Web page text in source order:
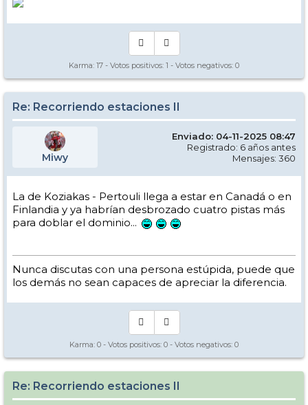
Karma: 17 - Votos positivos: 1 - Votos negativos: 0
Re: Recorriendo estaciones II
Miwy
Enviado: 04-11-2025 08:47
Registrado: 6 años antes
Mensajes: 360
La de Koziakas - Pertouli llega a estar en Canadá o en
Finlandia y ya habrían desbrozado cuatro pistas más
para doblar el dominio...
Nunca discutas con una persona estúpida, puede que
los demás no sean capaces de apreciar la diferencia.
Karma: 0 - Votos positivos: 0 - Votos negativos: 0
Re: Recorriendo estaciones II